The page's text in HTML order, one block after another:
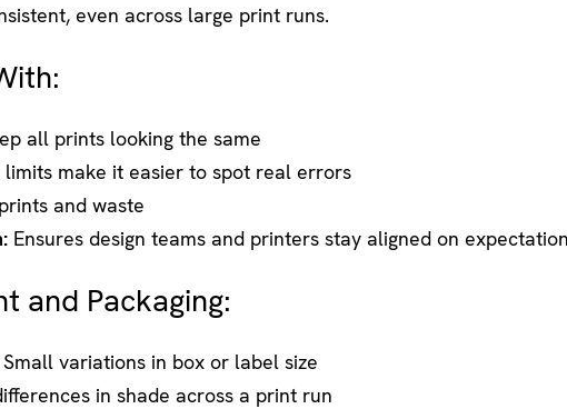
even across large print runs.
all prints looking the same
make it easier to spot real errors
and waste
Ensures design teams and printers stay aligned on
and Packaging:
variations in box or label size
in shade across a print run